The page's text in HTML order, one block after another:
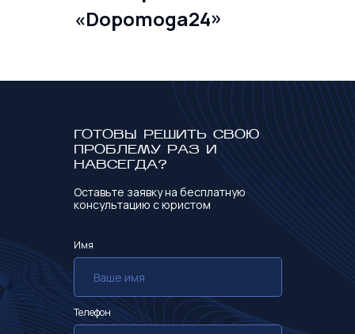
«Dopomoga24»
ГОТОВЫ РЕШИТЬ СВОЮ
ПРОБЛЕМУ РАЗ И
НАВСЕГДА?
Оставьте заявку на бесплатную
консультацию с юристом
Имя
Телефон